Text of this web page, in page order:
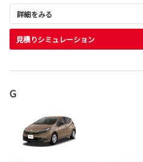
詳細をみる
見積りシミュレーション
G